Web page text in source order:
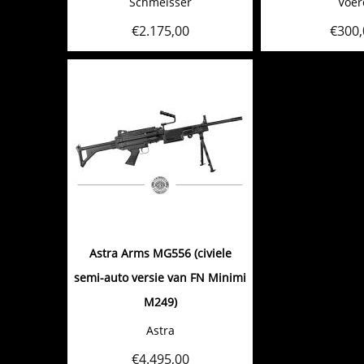
€2.175,00 €
Astra Arms MG556 (civiele
semi-auto versie van FN Minimi
M249)
Astra
€4.495,00